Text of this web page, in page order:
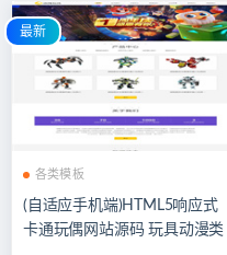
最新
各类模板
(自适应手机端)HTML5响应式
卡通玩偶网站源码 玩具动漫类